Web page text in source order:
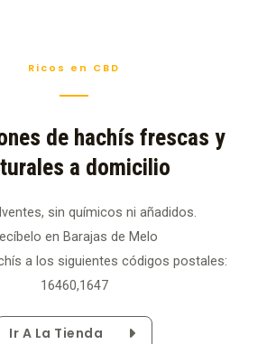
Ricos en CBD
de hachís frescas y
a domicilio
sin químicos ni añadidos.
en Barajas de Melo
a los siguientes códigos postales:
16460,1647
Ir A La Tienda